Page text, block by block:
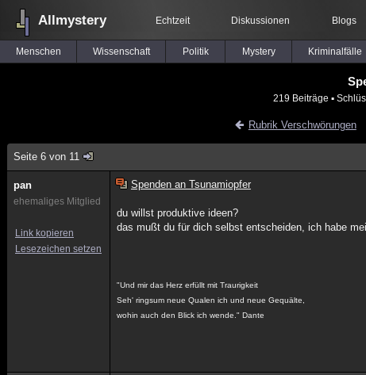
Allmystery Echtzeit Diskussionen Blogs
Menschen Wissenschaft Politik Mystery Kriminalfälle
219 Beiträge ▪
Rubrik Verschwörungen
Seite 6 von 11
pan
ehemaliges Mitglied
Link kopieren
Lesezeichen setzen
Spenden an Tsunamiopfer
du willst produktive ideen?
das mußt du für dich selbst entscheiden, ich habe
"Und mir das Herz erfüllt mit Traurigkeit
Seh' ringsum neue Qualen ich und neue Gequälte,
wohin auch den Blick ich wende." Dante